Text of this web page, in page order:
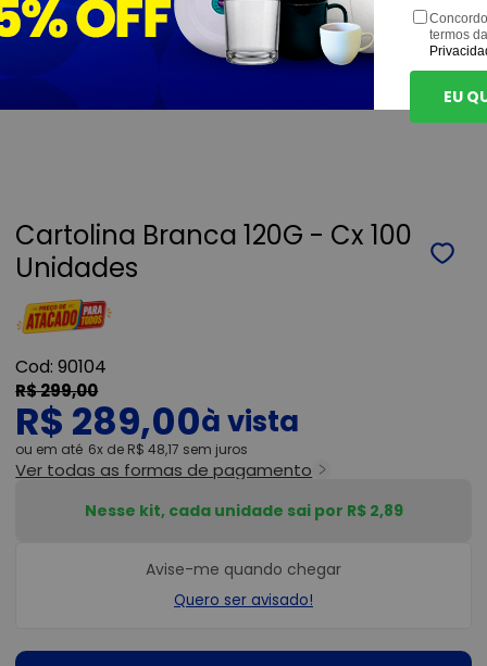
Cartolina Branca 120G - Cx 100
Unidades
90104
R$ 299,00
R$ 289,00
ou 6x de R$ 48,17 sem juros
Ver todas as formas de pagamento
Avise-me quando chegar
Quero ser avisado!
Nesse kit, cada unidade sai por R$ 2,89
termos
EU